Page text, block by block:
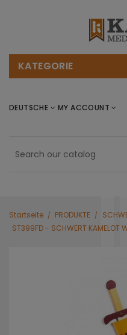
KATEGORIE
DEUTSCHE MY ACCOUNT
Startseite PRODUKTE
ST399FD - SCHWERT KAMELOT